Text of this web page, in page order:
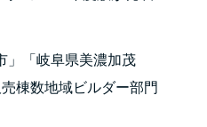
」「岐阜県美濃加茂
棟数地域ビルダー部門